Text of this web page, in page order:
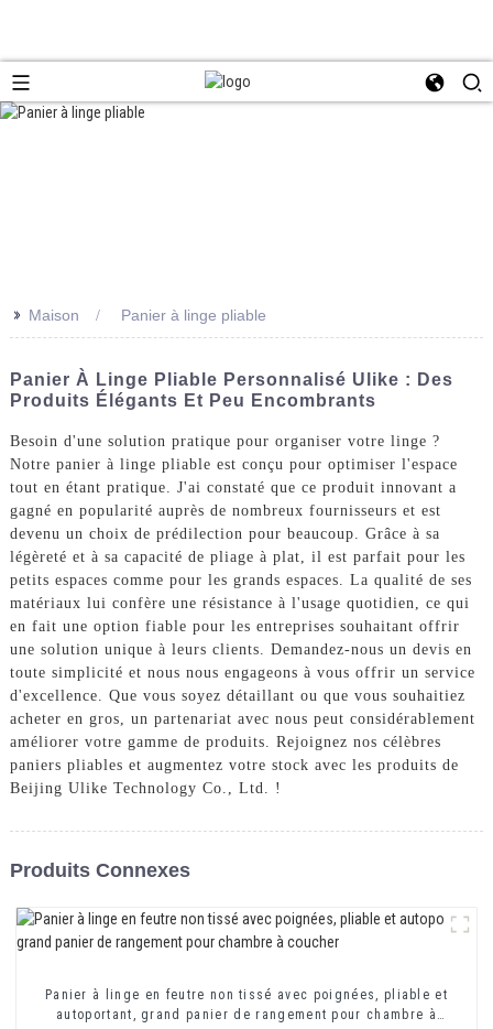
>> Maison Panier à linge pliable
Panier À Linge Pliable Personnalisé Ulike : Des
Produits Élégants Et Peu Encombrants
Besoin d'une solution pratique pour organiser votre linge ?
Notre panier à linge pliable est conçu pour optimiser l'espace
tout en étant pratique. J'ai constaté que ce produit innovant a
gagné en popularité auprès de nombreux fournisseurs et est
devenu un choix de prédilection pour beaucoup. Grâce à sa
légèreté et à sa capacité de pliage à plat, il est parfait pour les
petits espaces comme pour les grands espaces. La qualité de ses
matériaux lui confère une résistance à l'usage quotidien, ce qui
en fait une option fiable pour les entreprises souhaitant offrir
une solution unique à leurs clients. Demandez-nous un devis en
toute simplicité et nous nous engageons à vous offrir un service
d'excellence. Que vous soyez détaillant ou que vous souhaitiez
acheter en gros, un partenariat avec nous peut considérablement
améliorer votre gamme de produits. Rejoignez nos célèbres
paniers pliables et augmentez votre stock avec les produits de
Beijing Ulike Technology Co., Ltd. !
Produits Connexes
Panier à linge en feutre non tissé avec poignées, pliable et
autoportant, grand panier de rangement pour chambre à